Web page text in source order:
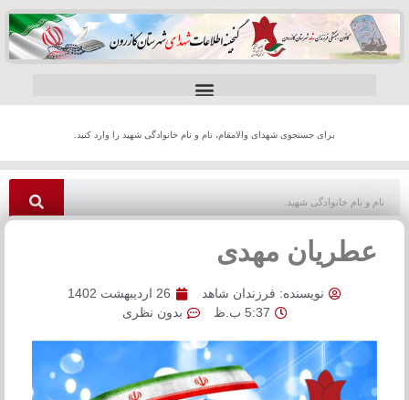
برای جستجوی شهدای والامقام، نام و نام خانوادگی شهید را وارد کنید.
عطریان مهدی
نویسنده: فرزندان شاهد
26 اردیبهشت 1402
5:37 ب.ظ
بدون نظری